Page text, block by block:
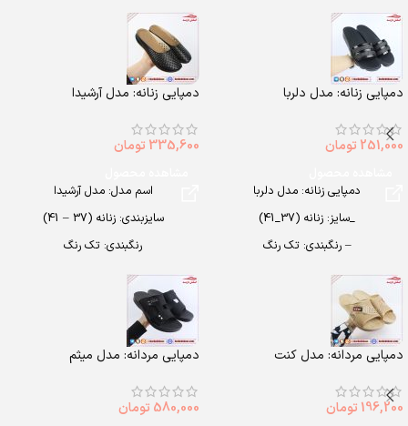
دمپایی زنانه: مدل دلربا
251,000 تومان
دمپایی زنانه: مدل دلربا
_سایز: زنانه (37_41)
– رنگبندی: تک رنگ
– تعداد در کارتن: 12 جفت
دمپایی زنانه: مدل آرشیدا
335,600 تومان
اسم مدل: مدل آرشیدا
سایزبندی: زنانه (37 – 41)
رنگبندی: تک رنگ
(سفید ، مشکی)
تعداد در کارتن: 12 جفت
دمپایی مردانه: مدل کنت
196,200 تومان
دمپایی مردانه: مدل میثم
580,000 تومان